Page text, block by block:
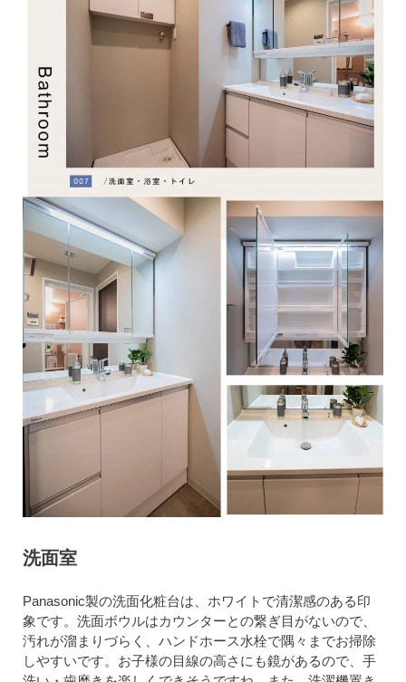
洗面室
Panasonic製の洗面化粧台は、ホワイトで清潔感のある印
象です。洗面ボウルはカウンターとの繋ぎ目がないので、
汚れが溜まりづらく、ハンドホース水栓で隅々までお掃除
しやすいです。お子様の目線の高さにも鏡があるので、手